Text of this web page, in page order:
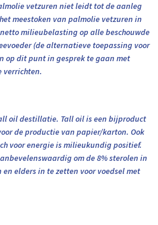
vetzuren niet leidt tot de aanleg
meestoken van palmolie vetzuren in
milieubelasting op alle beschouwde
(de alternatieve toepassing voor
op dit punt in gesprek te gaan met
verrichten.
oil destillatie. Tall oil is een bijproduct
de productie van papier/karton. Ook
voor energie is milieukundig positief.
om de 8% sterolen in
elders in te zetten voor voedsel met